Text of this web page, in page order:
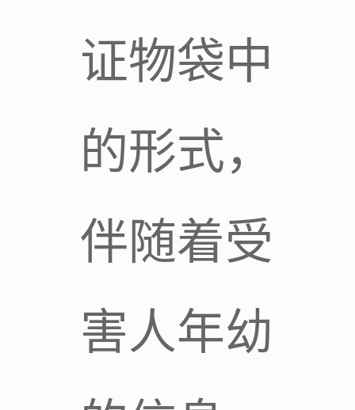
证物袋中
的形式，
伴随着受
害人年幼